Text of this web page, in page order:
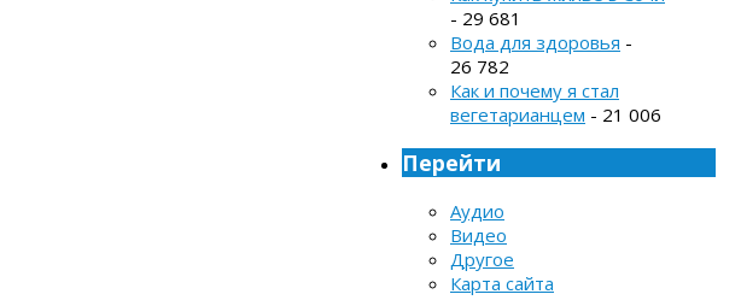
- 29 681
Вода для здоровья -
26 782
Как и почему я стал
вегетарианцем - 21 006
Перейти
Аудио
Видео
Другое
Карта сайта